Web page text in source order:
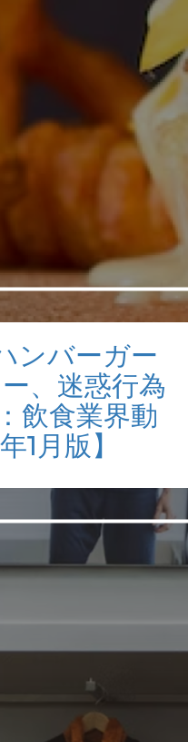
ンバーガー
、迷惑行為
飲食業界動
1月版】